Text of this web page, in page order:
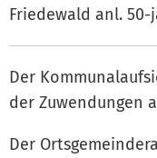
Friedewald anl. 50-
Der
der Zuwendungen
Der